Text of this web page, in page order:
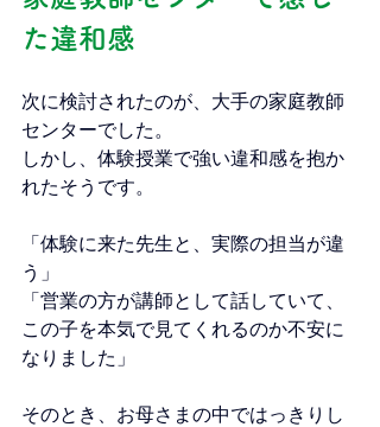
た違和感
次に検討されたのが、大手の家庭教師
センターでした。
しかし、体験授業で強い違和感を抱か
れたそうです。
「体験に来た先生と、実際の担当が違
う」
「営業の方が講師として話していて、
この子を本気で見てくれるのか不安に
なりました」
そのとき、お母さまの中ではっきりし